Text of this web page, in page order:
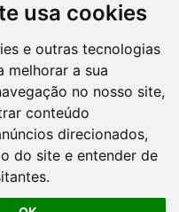
usa cookies
e outras tecnologias
melhorar a sua
no nosso site,
conteúdo
direcionados,
do site e entender de
Tubarão ®